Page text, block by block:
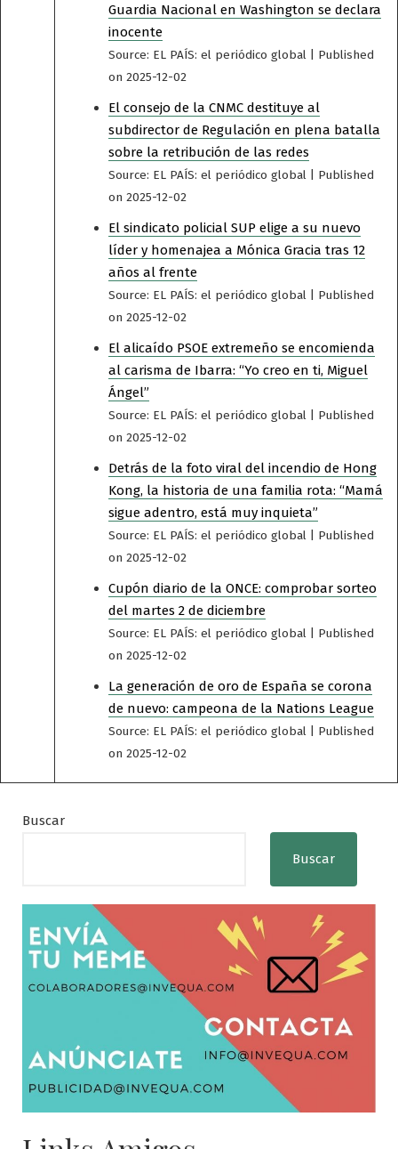
Guardia Nacional en Washington se declara
inocente
Source: EL PAÍS: el periódico global
Published
on 2025-12-02
El consejo de la CNMC destituye al
subdirector de Regulación en plena batalla
sobre la retribución de las redes
Source: EL PAÍS: el periódico global
Published
on 2025-12-02
El sindicato policial SUP elige a su nuevo
líder y homenajea a Mónica Gracia tras 12
años al frente
Source: EL PAÍS: el periódico global
Published
on 2025-12-02
El alicaído PSOE extremeño se encomienda
al carisma de Ibarra: “Yo creo en ti, Miguel
Ángel”
Source: EL PAÍS: el periódico global
Published
on 2025-12-02
Detrás de la foto viral del incendio de Hong
Kong, la historia de una familia rota: “Mamá
sigue adentro, está muy inquieta”
Source: EL PAÍS: el periódico global
Published
on 2025-12-02
Cupón diario de la ONCE: comprobar sorteo
del martes 2 de diciembre
Source: EL PAÍS: el periódico global
Published
on 2025-12-02
La generación de oro de España se corona
de nuevo: campeona de la Nations League
Source: EL PAÍS: el periódico global
Published
on 2025-12-02
Buscar
Buscar